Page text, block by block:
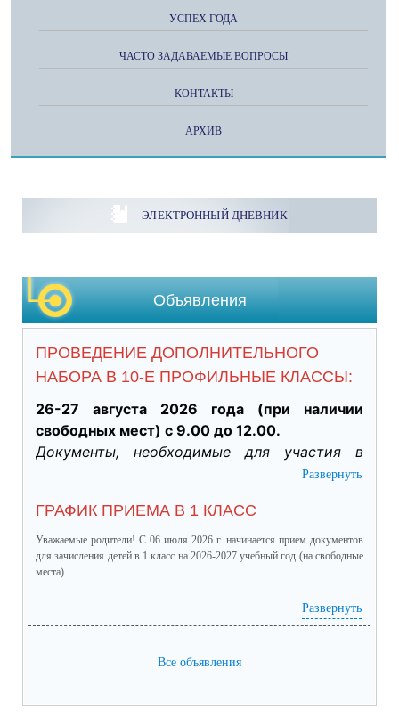
УСПЕХ ГОДА
ЧАСТО ЗАДАВАЕМЫЕ ВОПРОСЫ
КОНТАКТЫ
АРХИВ
ЭЛЕКТРОННЫЙ ДНЕВНИК
Объявления
ПРОВЕДЕНИЕ ДОПОЛНИТЕЛЬНОГО
НАБОРА В 10-Е ПРОФИЛЬНЫЕ КЛАССЫ:
26-27 августа 2026 года (при наличии
свободных мест) с 9.00 до 12.00.
Документы, необходимые для участия в
участии в индивидуальном отборе при
приеме обучающегося для получения
среднего общего образования для
профильного обучения. (подлинник)
·           Табель успеваемости обучающегося
за 9 класс, заверенный руководителем ОО
итоговые) (подлинник)
государственного экзамена (подлинник)
Развернуть
ГРАФИК ПРИЕМА В 1 КЛАСС
Уважаемые родители! С 06 июля 2026 г. начинается прием документов
для зачисления детей в 1 класс на 2026-2027 учебный год (на свободные
места)
(посмотреть)Развернуть
Все объявления